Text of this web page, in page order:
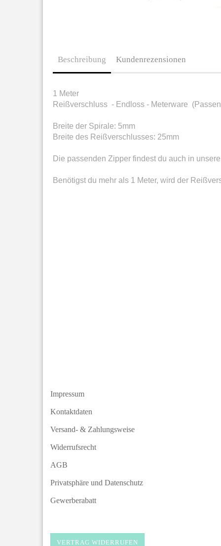
Beschreibung Kundenrezensionen
1 Meter
Reißverschluss - Endloss - Meterware
Breite der Spirale: 5mm
Breite des Reißverschlusses: 25mm
Die passenden Zipper findest du auch in
Benötigst du mehr als 1 Meter, wird der
Impressum
Kontaktdaten
Versand- & Zahlungsweise
Widerrufsrecht
AGB
Privatsphäre und Datenschutz
Gewerberabatt
VERTRAG WIDERRUFEN